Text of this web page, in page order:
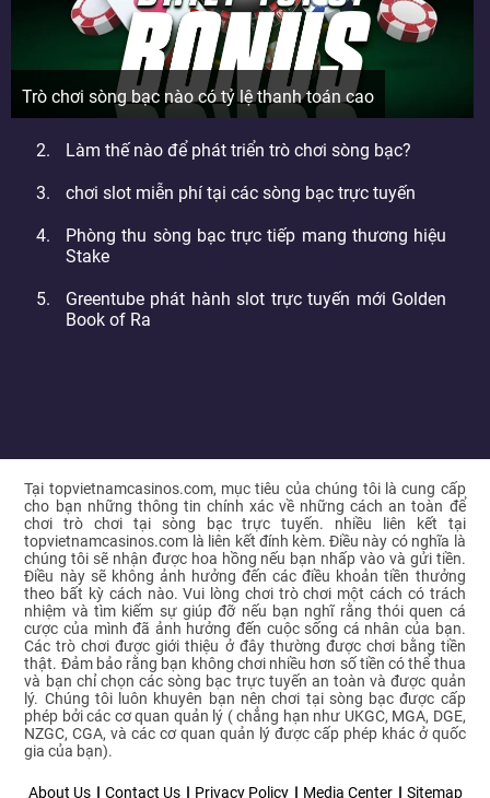
Trò chơi sòng bạc nào có tỷ lệ thanh toán cao
Làm thế nào để phát triển trò chơi sòng bạc?
chơi slot miễn phí tại các sòng bạc trực tuyến
Phòng thu sòng bạc trực tiếp mang thương hiệu
Stake
Greentube phát hành slot trực tuyến mới Golden
Book of Ra
Tại topvietnamcasinos.com, mục tiêu của chúng tôi là cung cấp
cho bạn những thông tin chính xác về những cách an toàn để
chơi trò chơi tại sòng bạc trực tuyến. nhiều liên kết tại
topvietnamcasinos.com là liên kết đính kèm. Điều này có nghĩa là
chúng tôi sẽ nhận được hoa hồng nếu bạn nhấp vào và gửi tiền.
Điều này sẽ không ảnh hưởng đến các điều khoản tiền thưởng
theo bất kỳ cách nào. Vui lòng chơi trò chơi một cách có trách
nhiệm và tìm kiếm sự giúp đỡ nếu bạn nghĩ rằng thói quen cá
cược của mình đã ảnh hưởng đến cuộc sống cá nhân của bạn.
Các trò chơi được giới thiệu ở đây thường được chơi bằng tiền
thật. Đảm bảo rằng bạn không chơi nhiều hơn số tiền có thể thua
và bạn chỉ chọn các sòng bạc trực tuyến an toàn và được quản
lý. Chúng tôi luôn khuyên bạn nên chơi tại sòng bạc được cấp
phép bởi các cơ quan quản lý ( chẳng hạn như UKGC, MGA, DGE,
NZGC, CGA, và các cơ quan quản lý được cấp phép khác ở quốc
gia của bạn).
About Us Contact Us Privacy Policy Media Center Sitemap